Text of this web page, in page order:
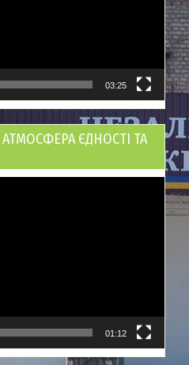
03:25
ЄДНОСТІ ТА
01:12